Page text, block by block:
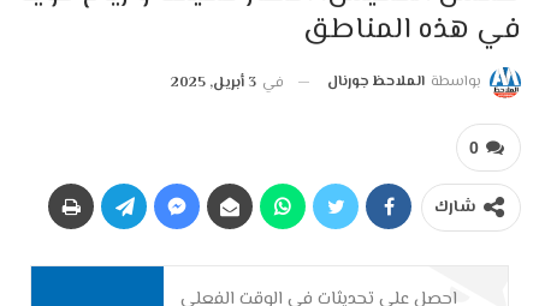
في هذه المناطق
بواسطة الملاحظ جورنال في 3 أبريل, 2025
0
شارك
احصل على تحديثات في الوقت الفعلي